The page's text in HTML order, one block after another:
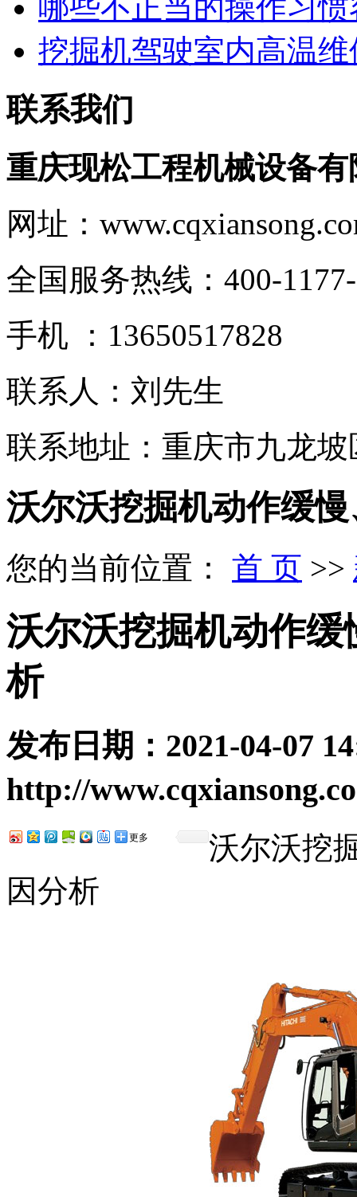
哪些不正当的操作习惯
挖掘机驾驶室内高温维
联系我们
重庆现松工程机械设备有
网址：
全国服务热线： 400-
手机 ：13650517828
联系人：刘先生
联系地址：重庆市九龙
沃尔沃挖掘机动作缓
您的当前位置： 首 页 >>
沃尔沃挖掘机动作
析
发布日期： 2021-04-07
http://
更多
沃尔沃挖
因分析